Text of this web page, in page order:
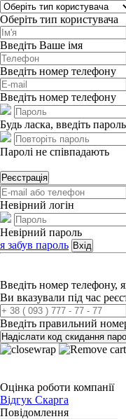
Оберіть тип користувача
Введіть Ваше імя
Введіть номер телефону
Введіть номер телефону
Будь ласка, введіть пароль
Паролі не співпадають
Реєстрація
Невірний логін
Невірний пароль
я забув пароль Вхід
Введіть номер телефону,
Ви вказували під час
Введіть правильний
Надіслати код скидання
Оцінка роботи компанії
Відгук Скарга
Повідомлення